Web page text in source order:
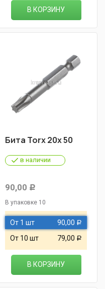
В КОРЗИНУ
Бита Torx 20х 50
в наличии
90,00 Р
В упаковке 10
От 1 шт 90,00 Р
От 10 шт 79,00 Р
В КОРЗИНУ